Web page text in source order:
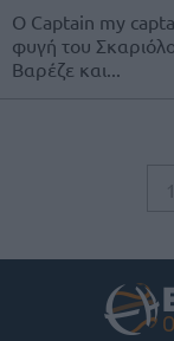
O Captain my
φυγή του
Βαρέζε και...
1